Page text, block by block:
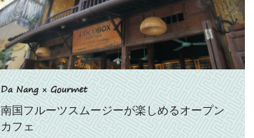
Da Nang × Gourmet
南国フルーツスムージーが楽しめるオープン
カフェ